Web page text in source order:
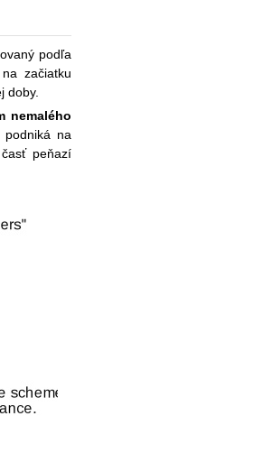
podľa
začiatku
doby.
nemalého
podniká na
peňazí